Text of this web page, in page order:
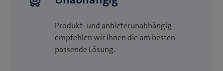
Produkt- und anbieterunabhängig
empfehlen wir Ihnen die am besten
passende Lösung.